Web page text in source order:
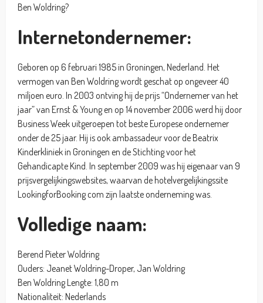
Ben Woldring?
Internetondernemer:
Geboren op 6 februari 1985 in Groningen, Nederland. Het
vermogen van Ben Woldring wordt geschat op ongeveer 40
miljoen euro. In 2003 ontving hij de prijs “Ondernemer van het
jaar” van Ernst & Young en op 14 november 2006 werd hij door
Business Week uitgeroepen tot beste Europese ondernemer
onder de 25 jaar. Hij is ook ambassadeur voor de Beatrix
Kinderkliniek in Groningen en de Stichting voor het
Gehandicapte Kind. In september 2009 was hij eigenaar van 9
prijsvergelijkingswebsites, waarvan de hotelvergelijkingssite
LookingforBooking com zijn laatste onderneming was.
Volledige naam:
Berend Pieter Woldring
Ouders: Jeanet Woldring-Droper, Jan Woldring
Ben Woldring Lengte: 1,80 m
Nationaliteit: Nederlands